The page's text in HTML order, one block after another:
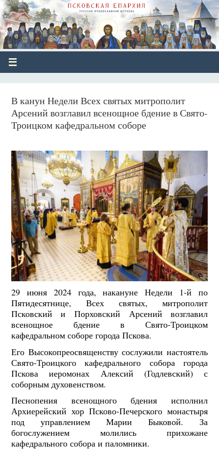
В канун Недели Всех святых митрополит
Арсений возглавил всенощное бдение в Свято-
Троицком кафедральном соборе
29 июня 2024 года, накануне Недели 1-й по
Пятидесятнице, Всех святых, митрополит
Псковский и Порховский Арсений возглавил
всенощное бдение в Свято-Троицком
кафедральном соборе города Пскова.
Его Высокопреосвященству сослужили настоятель
Свято-Троицкого кафедрального собора города
Пскова иеромонах Алексий (Годлевский) с
соборным духовенством.
Песнопения всенощного бдения исполнил
Архиерейский хор Псково-Печерского монастыря
под управлением Марии Быковой. За
богослужением молились прихожане
кафедрального собора и паломники.